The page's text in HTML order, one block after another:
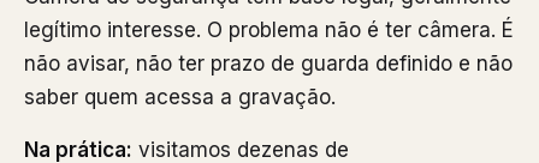
legítimo interesse. O problema não é ter câmera. É
não avisar, não ter prazo de guarda definido e não
saber quem acessa a gravação.
Na prática: visitamos dezenas de